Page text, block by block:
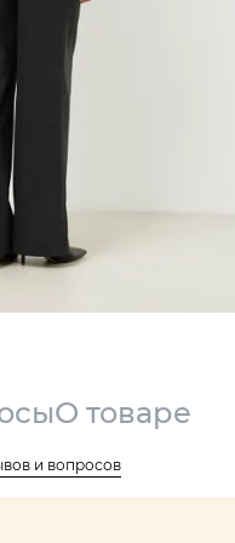
О товаре
и вопросов